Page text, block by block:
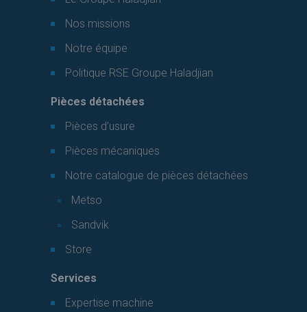
Nos missions
Notre équipe
Politique RSE Groupe Haladjian
Pièces détachées
Pièces d’usure
Pièces mécaniques
Notre catalogue de pièces détachées
Metso
Sandvik
Store
Services
Expertise machine